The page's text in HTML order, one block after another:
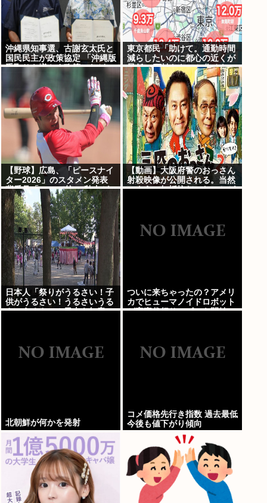
沖縄県知事選、古謝玄太氏と
国民民主が政策協定 「沖縄版
手取りを増やす政策」など5
東京都民「助けて。通勤時間
減らしたいのに都心の近くが
最低10万払わないと住めない
の」
【野球】広島、「ピースナイ
ター2026」のスタメン発表
背番号「86」で統一 秋山が
カープ移籍後初の4番 小園は
6番
【動画】大阪府警のおっさん
射殺映像が公開される。当然
のように無抵抗だったことが
日本人「祭りがうるさい！子
供がうるさい！うるさいうる
さいうるさい！日本を無音の
ついに来ちゃったの？アメリ
カでヒューマノイドロボット
が家事代行サービスを開始
北朝鮮が何かを発射
コメ価格先行き指数 過去最低
今後も値下がり傾向